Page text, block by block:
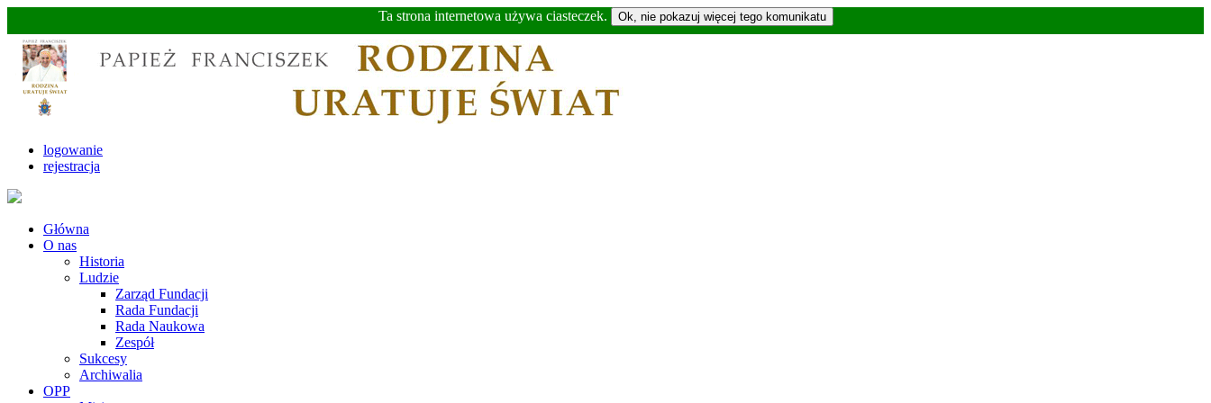
Ta strona internetowa używa ciasteczek.
logowanie
rejestracja
Główna
O nas
Historia
Ludzie
Zarząd Fundacji
Rada Fundacji
Rada Naukowa
Zespół
Sukcesy
Archiwalia
OPP